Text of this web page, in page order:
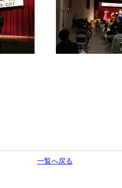
一覧へ戻る